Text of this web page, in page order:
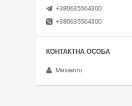
+380635564300
+380635564300
Михайло